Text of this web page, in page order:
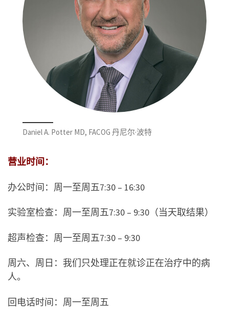
Daniel A. Potter MD, FACOG 丹尼尔·波特
营业时间：
办公时间：周一至周五7:30 – 16:30
实验室检查：周一至周五7:30 – 9:30（当天取结果）
超声检查：周一至周五7:30 – 9:30
周六、周日：我们只处理正在就诊正在治疗中的病
人。
回电话时间：周一至周五